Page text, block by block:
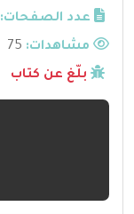
عدد الصفحات:
مشاهدات:
بلّغ عن كتاب